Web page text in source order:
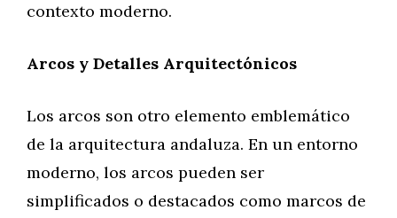
contexto moderno.
Arcos y Detalles Arquitectónicos
Los arcos son otro elemento emblemático
de la arquitectura andaluza. En un entorno
moderno, los arcos pueden ser
simplificados o destacados como marcos de